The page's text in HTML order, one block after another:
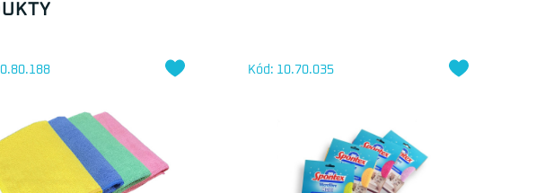
Kód: 10.70.035